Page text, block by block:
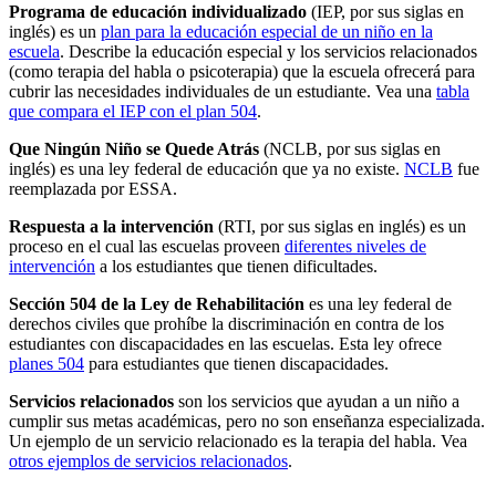
Programa de educación individualizado (IEP, por sus siglas en
inglés) es un plan para la educación especial de un niño en la
escuela. Describe la educación especial y los servicios relacionados
(como terapia del habla o psicoterapia) que la escuela ofrecerá para
cubrir las necesidades individuales de un estudiante. Vea una tabla
que compara el IEP con el plan 504.
Que Ningún Niño se Quede Atrás (NCLB, por sus siglas en
inglés) es una ley federal de educación que ya no existe. NCLB fue
reemplazada por ESSA.
Respuesta a la intervención (RTI, por sus siglas en inglés) es un
proceso en el cual las escuelas proveen diferentes niveles de
intervención a los estudiantes que tienen dificultades.
Sección 504 de la Ley de Rehabilitación es una ley federal de
derechos civiles que prohíbe la discriminación en contra de los
estudiantes con discapacidades en las escuelas. Esta ley ofrece
planes 504 para estudiantes que tienen discapacidades.
Servicios relacionados son los servicios que ayudan a un niño a
cumplir sus metas académicas, pero no son enseñanza especializada.
Un ejemplo de un servicio relacionado es la terapia del habla. Vea
otros ejemplos de servicios relacionados.